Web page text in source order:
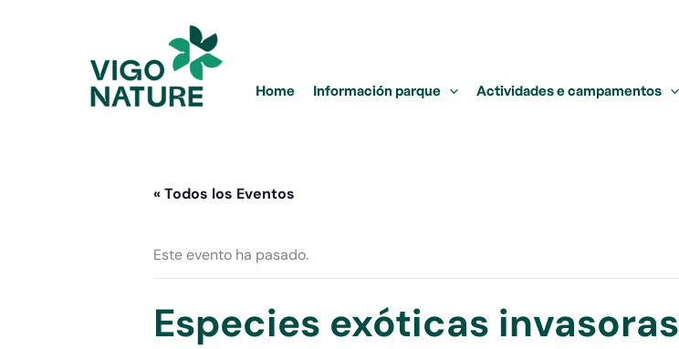
Home Información parque Actividades e campamentos
« Todos los Eventos
Este evento ha pasado.
Especies exóticas invasoras